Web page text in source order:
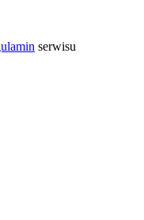
serwisu